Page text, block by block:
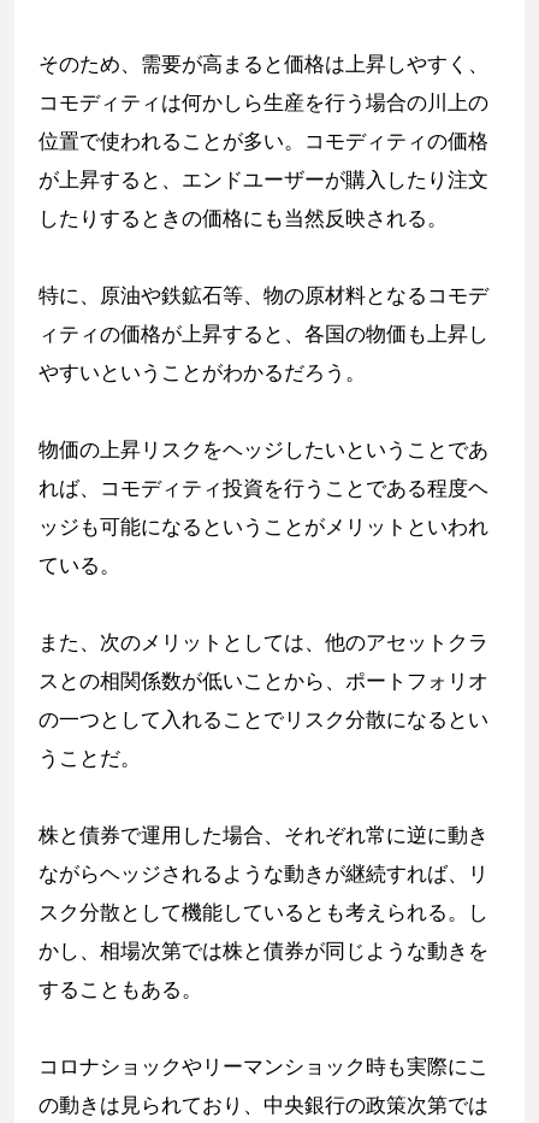
そのため、需要が高まると価格は上昇しやすく、
コモディティは何かしら生産を行う場合の川上の
位置で使われることが多い。コモディティの価格
が上昇すると、エンドユーザーが購入したり注文
したりするときの価格にも当然反映される。
特に、原油や鉄鉱石等、物の原材料となるコモデ
ィティの価格が上昇すると、各国の物価も上昇し
やすいということがわかるだろう。
物価の上昇リスクをヘッジしたいということであ
れば、コモディティ投資を行うことである程度ヘ
ッジも可能になるということがメリットといわれ
ている。
また、次のメリットとしては、他のアセットクラ
スとの相関係数が低いことから、ポートフォリオ
の一つとして入れることでリスク分散になるとい
うことだ。
株と債券で運用した場合、それぞれ常に逆に動き
ながらヘッジされるような動きが継続すれば、リ
スク分散として機能しているとも考えられる。し
かし、相場次第では株と債券が同じような動きを
することもある。
コロナショックやリーマンショック時も実際にこ
の動きは見られており、中央銀行の政策次第では